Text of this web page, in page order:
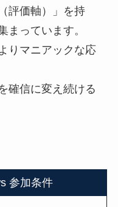
評価軸）」を持
まっています。
りマニアックな応
確信に変え続ける
参加条件